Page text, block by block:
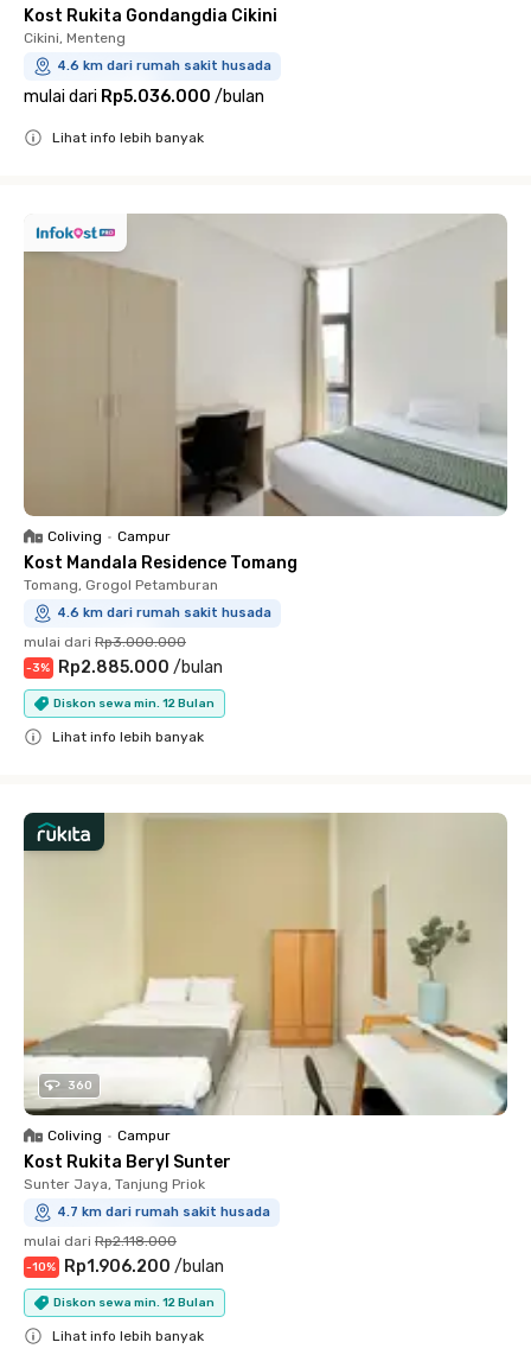
Kost Rukita Gondangdia Cikini
Cikini, Menteng
4.6 km dari rumah sakit husada
mulai dari Rp5.036.000 /bulan
Lihat info lebih banyak
Coliving • Campur
Kost Mandala Residence Tomang
Tomang, Grogol Petamburan
4.6 km dari rumah sakit husada
mulai dari Rp3.000.000
-3% Rp2.885.000 /bulan
Diskon sewa min. 12 Bulan
Lihat info lebih banyak
360
Coliving • Campur
Kost Rukita Beryl Sunter
Sunter Jaya, Tanjung Priok
4.7 km dari rumah sakit husada
mulai dari Rp2.118.000
-10% Rp1.906.200 /bulan
Diskon sewa min. 12 Bulan
Lihat info lebih banyak